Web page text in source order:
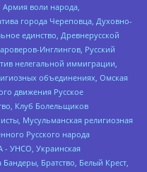
воли народа,
города Череповца, Духовно-
единство, Древнерусской
Инглингов, Русский
нелегальной иммиграции,
объединениях, Омская
движения Русское
Клуб Болельщиков
Мусульманская религиозная
Русского народа
- УНСО, Украинская
Братство, Белый Крест,